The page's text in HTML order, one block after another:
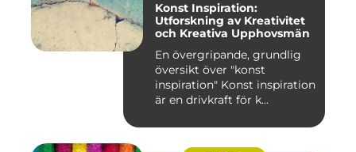
Konst Inspiration:
Utforskning av Kreativitet
och Kreativa Upphovsmän
En övergripande, grundlig
översikt över "konst
inspiration" Konst inspiration
är en drivkraft för k...